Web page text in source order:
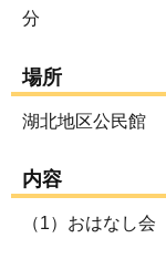
分
場所
湖北地区公民館
内容
（1）おはなし会